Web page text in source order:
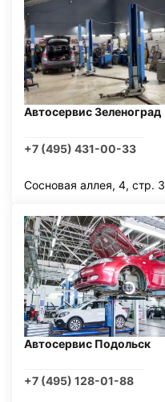
Автосервис Зеленоград
+7 (495) 431-00-33
Сосновая аллея, 4, стр. 3
Автосервис Подольск
+7 (495) 128-01-88